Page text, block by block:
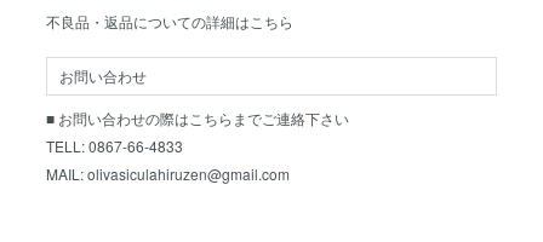
不良品・返品についての詳細はこちら
お問い合わせ
■ お問い合わせの際はこちらまでご連絡下さい
TELL: 0867-66-4833
MAIL: olivasiculahiruzen@gmail.com